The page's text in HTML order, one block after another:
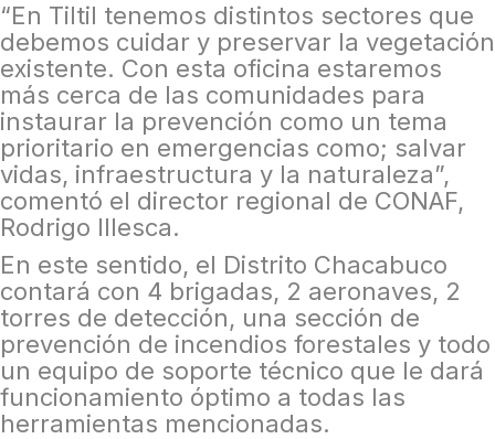
“En Tiltil tenemos distintos sectores que
debemos cuidar y preservar la vegetación
existente. Con esta oficina estaremos
más cerca de las comunidades para
instaurar la prevención como un tema
prioritario en emergencias como; salvar
vidas, infraestructura y la naturaleza”,
comentó el director regional de CONAF,
Rodrigo Illesca.
En este sentido, el Distrito Chacabuco
contará con 4 brigadas, 2 aeronaves, 2
torres de detección, una sección de
prevención de incendios forestales y todo
un equipo de soporte técnico que le dará
funcionamiento óptimo a todas las
herramientas mencionadas.